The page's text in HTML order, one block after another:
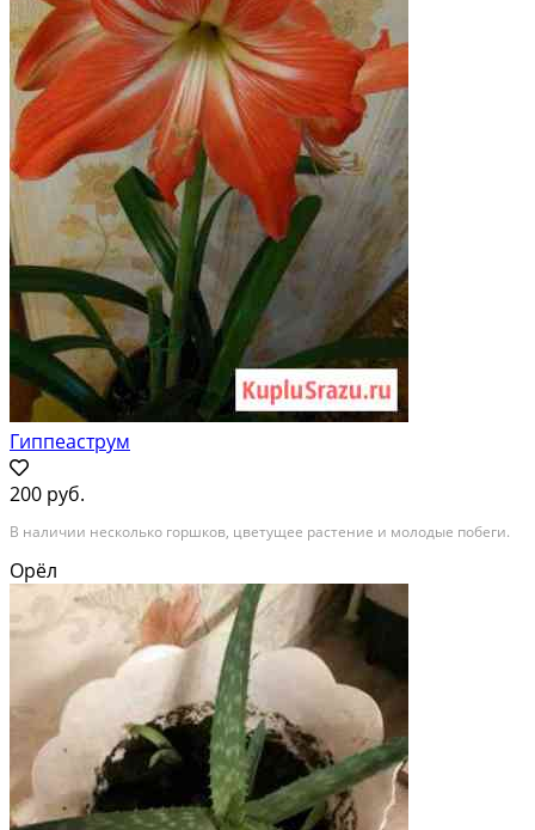
Гиппеаструм
200 руб.
В наличии несколько горшков, цветущее растение и молодые побеги.
Орёл